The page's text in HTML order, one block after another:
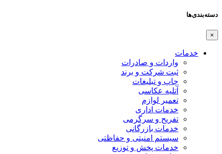
دسته‌بندی‌ها
×
خدمات
واردات و صادرات
ثبت شرکت و برند
چاپ و تبلیغات
آتلیه عکاسی
تعمیر لوازم
خدمات اداری
تفریح و سرگرمی
خدمات بازرگانی
سیستم امنیتی و حفاظتی
خدمات پخش و توزیع